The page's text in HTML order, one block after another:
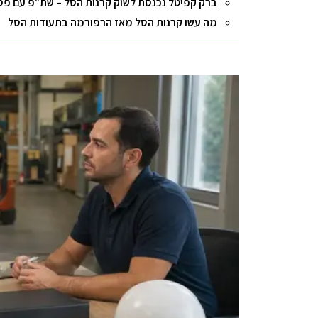
מה עשו קרנות הסל מאז הרפורמה בתעודות הסל